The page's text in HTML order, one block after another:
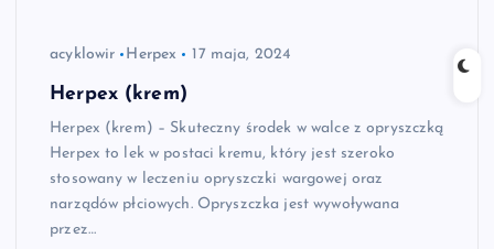
acyklowir Herpex 17 maja, 2024
Herpex (krem)
Herpex (krem) – Skuteczny środek w walce z opryszczką
Herpex to lek w postaci kremu, który jest szeroko
stosowany w leczeniu opryszczki wargowej oraz
narządów płciowych. Opryszczka jest wywoływana
przez…